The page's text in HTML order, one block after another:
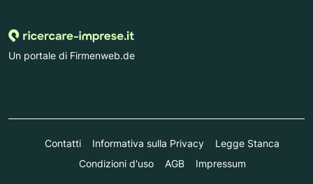
Un portale di Firmenweb.de
Contatti Informativa sulla Privacy
Legge Stanca
Condizioni d'uso
AGB Impressum